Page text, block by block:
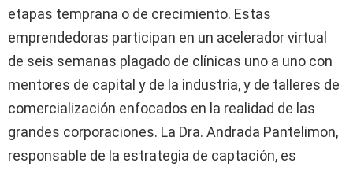
etapas temprana o de crecimiento. Estas
emprendedoras participan en un acelerador virtual
de seis semanas plagado de clínicas uno a uno con
mentores de capital y de la industria, y de talleres de
comercialización enfocados en la realidad de las
grandes corporaciones. La Dra. Andrada Pantelimon,
responsable de la estrategia de captación, es